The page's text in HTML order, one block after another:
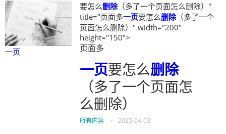
一页
要怎么删除（多了一个页面怎么删除）"
title="页面多一页要怎么删除（多了一个
页面怎么删除）" width="200"
height="150">
页面多
一页要怎么删除
（多了一个页面怎
么删除）
所有内容 • 2025-04-03